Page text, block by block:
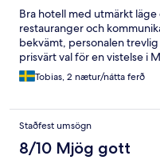
Bra hotell med utmärkt
restauranger och
bekvämt, personalen
prisvärt val för en vistelse i
Tobias, 2 nætur/nátta ferð
Staðfest umsögn
8/10 Mjög gott